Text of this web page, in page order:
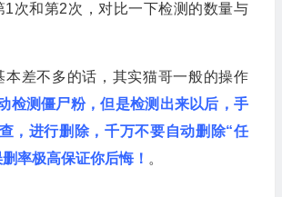
1次和第2次，对比一下检测的数量与
本差不多的话，其实猫哥一般的操作
检测僵尸粉，但是检测出来以后，手
，进行删除，千万不要自动删除“任
率极高保证你后悔！ 。